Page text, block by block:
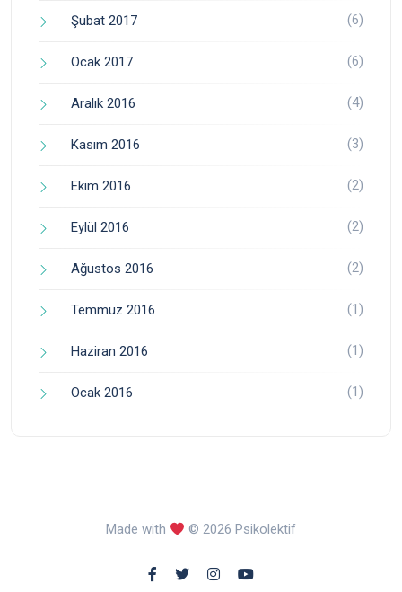
Şubat 2017 (6)
Ocak 2017 (6)
Aralık 2016 (4)
Kasım 2016 (3)
Ekim 2016 (2)
Eylül 2016 (2)
Ağustos 2016 (2)
Temmuz 2016 (1)
Haziran 2016 (1)
Ocak 2016 (1)
Made with © 2026 Psikolektif